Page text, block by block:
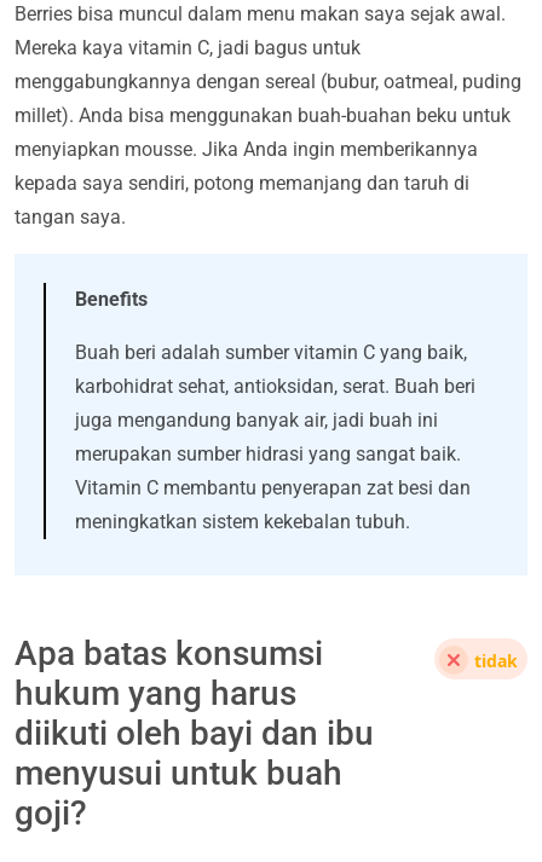
Berries bisa muncul dalam menu makan saya sejak awal.
Mereka kaya vitamin C, jadi bagus untuk
menggabungkannya dengan sereal (bubur, oatmeal, puding
millet). Anda bisa menggunakan buah-buahan beku untuk
menyiapkan mousse. Jika Anda ingin memberikannya
kepada saya sendiri, potong memanjang dan taruh di
tangan saya.
Benefits
Buah beri adalah sumber vitamin C yang baik,
karbohidrat sehat, antioksidan, serat. Buah beri
juga mengandung banyak air, jadi buah ini
merupakan sumber hidrasi yang sangat baik.
Vitamin C membantu penyerapan zat besi dan
meningkatkan sistem kekebalan tubuh.
Apa batas konsumsi
hukum yang harus
diikuti oleh bayi dan ibu
menyusui untuk buah
goji?
tidak